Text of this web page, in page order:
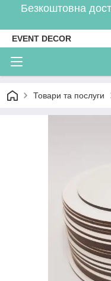
Безкоштовна
EVENT DECOR
Товари та послуги